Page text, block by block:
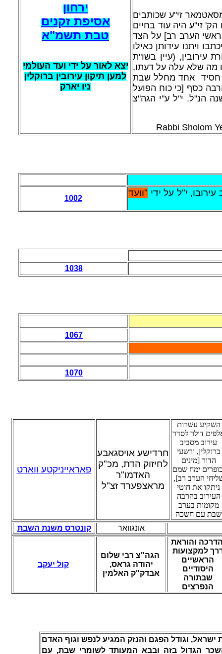
זי"ע שכותבים
זי"ע היה עוד בחיים
הערב רב] על הצד
ויתנו עידותן כאילו
עירובין, (עיין בשו"ת
מה שלא עלה על דעתו,
חסיד אחד מחלל שבת
כסף [כי כוח הפועל
הנ"ל. י"ל ע"י הגה"צ
Rabbi Sholom
ירחון
אסיפת זקנים
טבת תשמ"א
יצא לאור על ידי ועד העולמי
למען תיקון עירובין ברוקלין
ניו יארק
י"ל על ידי "וועד
1002
1038
1067
1070
השקיע עשרות
דולר לסדר
עירוב מסביב
ברוקלין, ורשעי
הדור [מינים
ימח שמם
הערב רב],
ניתקו את חוטי
העירוב בהרבה
מקומות בערב
שבת עם חשכה
חרדישע אויסגאבע
לחיזוק הדת, מכ"ק
האדמו"ר
מראצפערד זצ"ל
פאראייניקטע ווארט
אונגוואר
קונטרס משנת השבת
והוראת
למקצועות
הראשיים
היסודיים
שבתורה
הנפרצים
הגה"צ רבי שלום
יהודה גראס,
אבדק"ק האלמין
קול יעקב
וגודל הפגם והנזק המגיע לנפש וגוף האדם
הגדול בזה ובבא המעותד לשומרי שבת, עם